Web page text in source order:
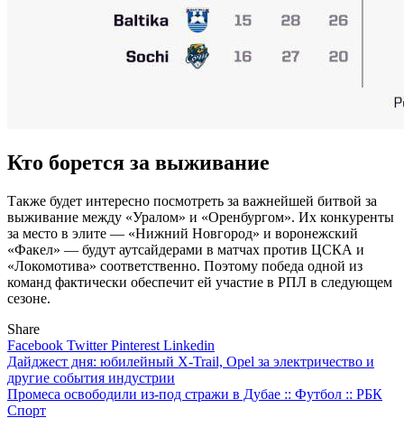
Кто борется за выживание
Также будет интересно посмотреть за важнейшей битвой за
выживание между «Уралом» и «Оренбургом». Их конкуренты
за место в элите — «Нижний Новгород» и воронежский
«Факел» — будут аутсайдерами в матчах против ЦСКА и
«Локомотива» соответственно. Поэтому победа одной из
команд фактически обеспечит ей участие в РПЛ в следующем
сезоне.
Share
Facebook TwitterPinterest Linkedin
Навигация
по
записям
Дайджест дня: юбилейный X-Trail, Opel за электричество и
другие события индустрии
Промеса освободили из-под стражи в Дубае :: Футбол :: РБК
Спорт